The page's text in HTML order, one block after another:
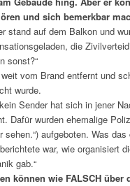
und sich bemerkbar
stand auf dem Balkon und
die
sonst?“
vom Brand entfernt und
wurde.
Sender hat sich in jener
Dafür wurden ehemalige
aufgeboten. Was
war, wie organisiert
gab.“
können wie FALSCH über